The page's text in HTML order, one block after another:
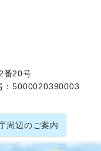
番20号
：5000020390003
周辺のご案内